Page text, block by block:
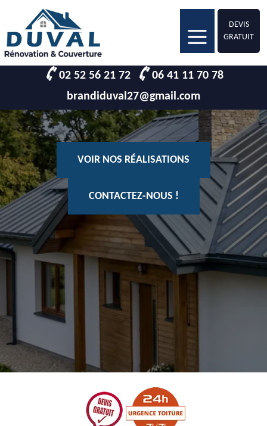
DEVIS
GRATUIT
02 52 56 21 72
06 41 11 70 78
brandiduval27@gmail.com
VOIR NOS RÉALISATIONS
CONTACTEZ-NOUS !